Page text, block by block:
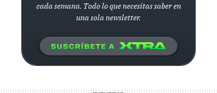
cada semana. Todo lo que necesitas saber en
una sola newsletter.